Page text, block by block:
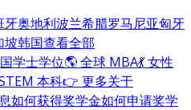
牙奥地利波兰希腊罗马尼亚匈牙
坡韩国查看全部
学士学位🌎 全球 MBA💃 女性
本科👉 更多关于
如何获得奖学金如何申请奖学